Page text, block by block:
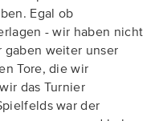
Egal ob
- wir haben nicht
weiter unser
Tore, die wir
das Turnier
war der